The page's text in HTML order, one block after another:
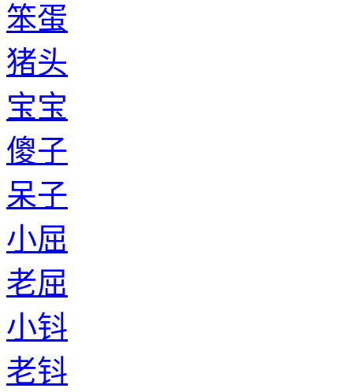
笨蛋
猪头
宝宝
傻子
呆子
小屈
老屈
小钭
老钭